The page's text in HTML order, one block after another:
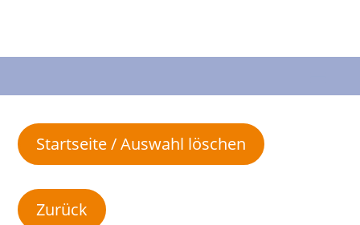
Startseite / Auswahl löschen